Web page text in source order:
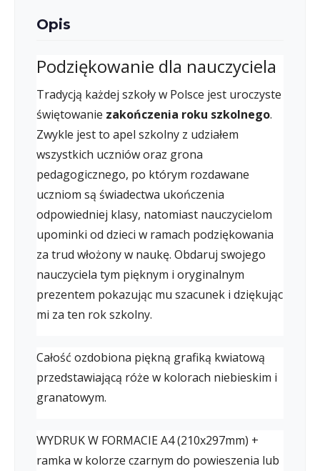
Opis
Podziękowanie dla nauczyciela
Tradycją każdej szkoły w Polsce jest uroczyste
świętowanie zakończenia roku szkolnego.
Zwykle jest to apel szkolny z udziałem
wszystkich uczniów oraz grona
pedagogicznego, po którym rozdawane
uczniom są świadectwa ukończenia
odpowiedniej klasy, natomiast nauczycielom
upominki od dzieci w ramach podziękowania
za trud włożony w naukę. Obdaruj swojego
nauczyciela tym pięknym i oryginalnym
prezentem pokazując mu szacunek i dziękując
mi za ten rok szkolny.
Całość ozdobiona piękną grafiką kwiatową
przedstawiającą róże w kolorach niebieskim i
granatowym.
WYDRUK W FORMACIE A4 (210x297mm) +
ramka w kolorze czarnym do powieszenia lub